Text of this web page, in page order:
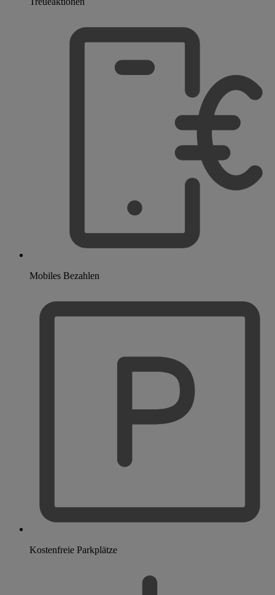
Mobiles Bezahlen
Kostenfreie Parkplätze